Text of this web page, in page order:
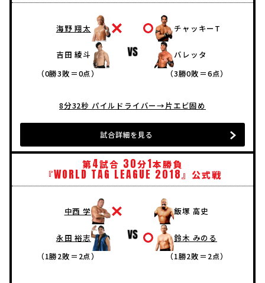
海野 翔太
吉田 綾斗
（0勝3敗＝0点）
チャッキーT
バレッタ
（3勝0敗＝6点）
8分32秒 パイルドライバー→片エビ固め
試合詳細を見る
第4試合 30分1本勝負
『WORLD TAG LEAGUE 2018』公式戦
中西 学
永田 裕志
（1勝2敗＝2点）
飯塚 高史
鈴木 みのる
（1勝2敗＝2点）